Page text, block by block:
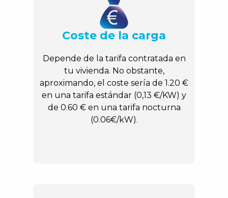
Coste de la carga
Depende de la tarifa contratada en
tu vivienda. No obstante,
aproximando, el coste sería de 1.20 €
en una tarifa estándar (0,13 €/KW) y
de 0.60 € en una tarifa nocturna
(0.06€/kW).